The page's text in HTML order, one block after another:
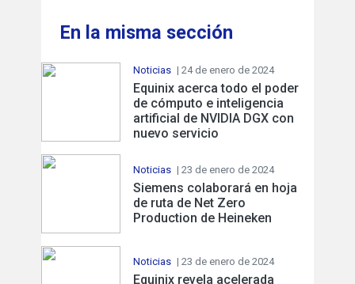
En la misma sección
Noticias | 24 de enero de 2024
Equinix acerca todo el poder
de cómputo e inteligencia
artificial de NVIDIA DGX con
nuevo servicio
Noticias | 23 de enero de 2024
Siemens colaborará en hoja
de ruta de Net Zero
Production de Heineken
Noticias | 23 de enero de 2024
Equinix revela acelerada